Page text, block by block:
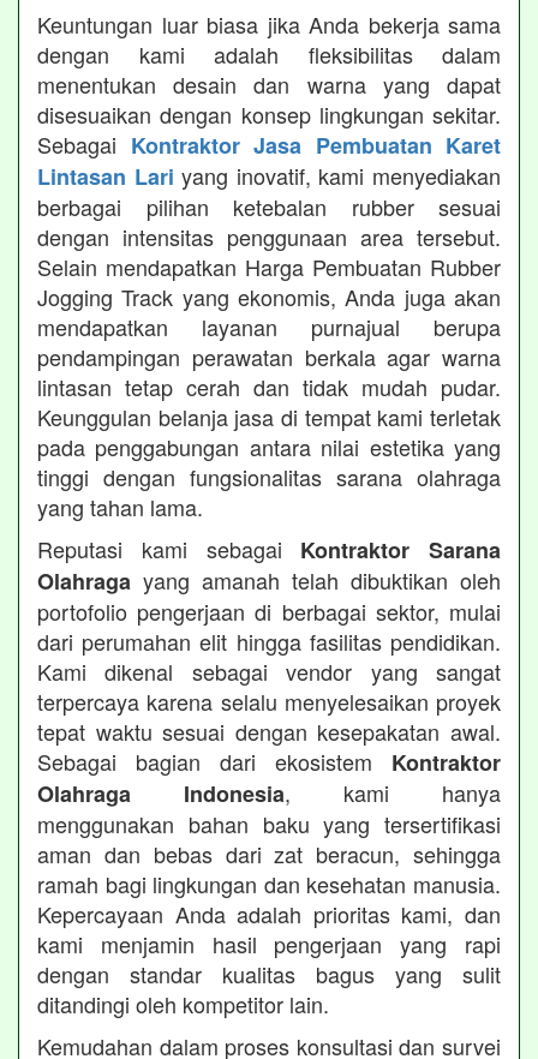
Keuntungan luar biasa jika Anda bekerja sama
dengan kami adalah fleksibilitas dalam
menentukan desain dan warna yang dapat
disesuaikan dengan konsep lingkungan sekitar.
Sebagai Kontraktor Jasa Pembuatan Karet
Lintasan Lari yang inovatif, kami menyediakan
berbagai pilihan ketebalan rubber sesuai
dengan intensitas penggunaan area tersebut.
Selain mendapatkan Harga Pembuatan Rubber
Jogging Track yang ekonomis, Anda juga akan
mendapatkan layanan purnajual berupa
pendampingan perawatan berkala agar warna
lintasan tetap cerah dan tidak mudah pudar.
Keunggulan belanja jasa di tempat kami terletak
pada penggabungan antara nilai estetika yang
tinggi dengan fungsionalitas sarana olahraga
yang tahan lama.
Reputasi kami sebagai Kontraktor Sarana
Olahraga yang amanah telah dibuktikan oleh
portofolio pengerjaan di berbagai sektor, mulai
dari perumahan elit hingga fasilitas pendidikan.
Kami dikenal sebagai vendor yang sangat
terpercaya karena selalu menyelesaikan proyek
tepat waktu sesuai dengan kesepakatan awal.
Sebagai bagian dari ekosistem Kontraktor
Olahraga Indonesia, kami hanya
menggunakan bahan baku yang tersertifikasi
aman dan bebas dari zat beracun, sehingga
ramah bagi lingkungan dan kesehatan manusia.
Kepercayaan Anda adalah prioritas kami, dan
kami menjamin hasil pengerjaan yang rapi
dengan standar kualitas bagus yang sulit
ditandingi oleh kompetitor lain.
Kemudahan dalam proses konsultasi dan survei